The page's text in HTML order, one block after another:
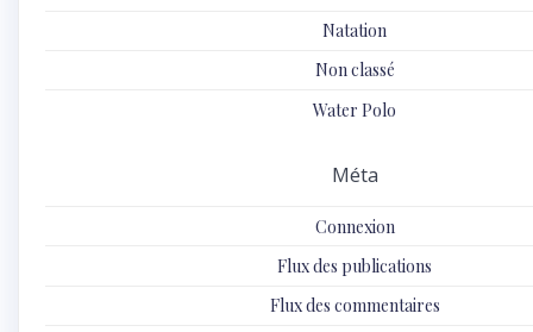
Natation
Non classé
Water Polo
Méta
Connexion
Flux des publications
Flux des commentaires